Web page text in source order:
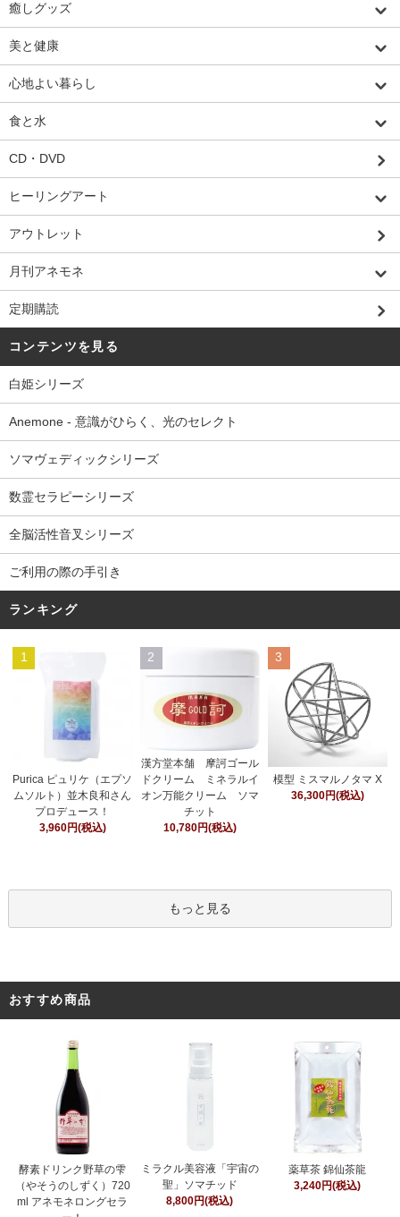
癒しグッズ
美と健康
心地よい暮らし
食と水
CD・DVD
ヒーリングアート
アウトレット
月刊アネモネ
定期購読
コンテンツを見る
白姫シリーズ
Anemone - 意識がひらく、光のセレクト
ソマヴェディックシリーズ
数霊セラピーシリーズ
全脳活性音叉シリーズ
ご利用の際の手引き
ランキング
1
Purica ピュリケ（エプソ
ムソルト）並木良和さん
プロデュース！
3,960円(税込)
2
漢方堂本舗 摩訶ゴール
ドクリーム ミネラルイ
オン万能クリーム ソマ
チット
10,780円(税込)
3
模型 ミスマルノタマ X
36,300円(税込)
もっと見る
おすすめ商品
酵素ドリンク野草の雫
（やそうのしずく）720
ml アネモネロングセラ
ミラクル美容液「宇宙の
聖」ソマチッド
8,800円(税込)
薬草茶 錦仙茶龍
3,240円(税込)